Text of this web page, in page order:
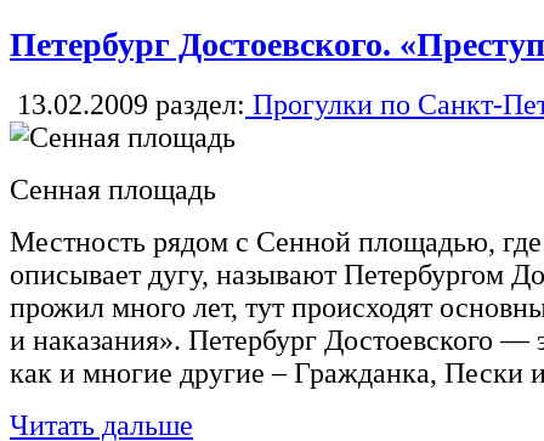
Петербург Достоевского.
13.02.2009 раздел: Прогулки по Санкт-
Сенная площадь
Местность рядом с Сенной площадью,
описывает дугу, называют Петербургом
прожил много лет, тут происходят
и наказания». Петербург Достоевского
как и многие другие – Гражданка, Пески
Читать дальше